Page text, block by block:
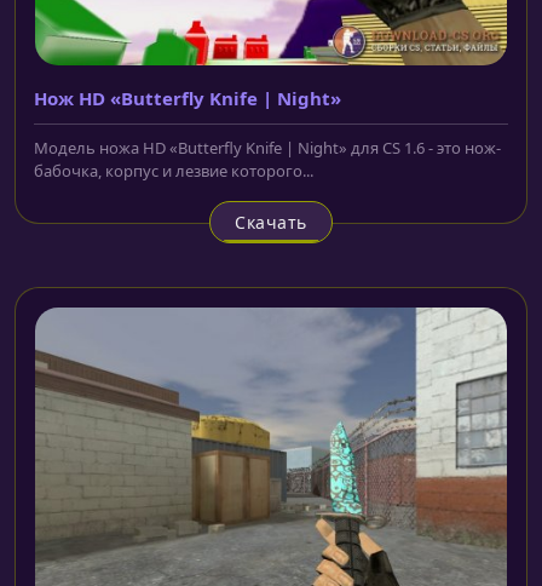
Нож HD «Butterfly Knife | Night»
Модель ножа HD «Butterfly Knife | Night» для CS 1.6 - это нож-
бабочка, корпус и лезвие которого...
Скачать